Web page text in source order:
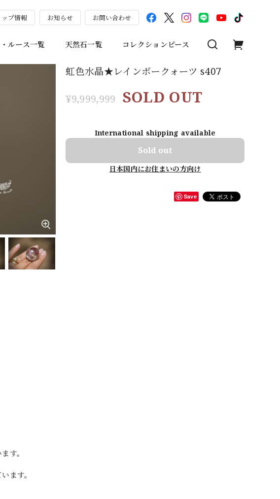
ップ情報 お知らせ お問い合わせ
ルース一覧 天然石一覧 コレクションピース
虹色水晶★レインボークォーツ s407
¥9,999,999 SOLD OUT
International shipping available
Sold out
日本国内にお住まいの方向け
Save
す。
ます。